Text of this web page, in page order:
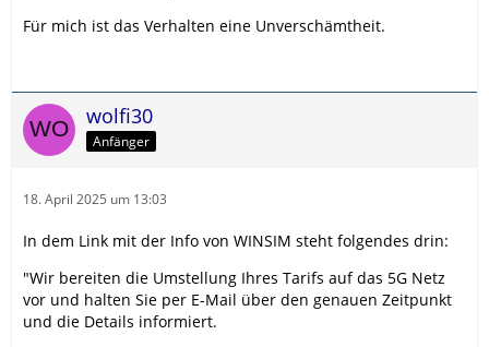
Für mich ist das Verhalten eine Unverschämtheit.
wolfi30
Anfänger
18. April 2025 um 13:03
In dem Link mit der Info von WINSIM steht folgendes drin:
"Wir bereiten die Umstellung Ihres Tarifs auf das 5G Netz
vor und halten Sie per E-Mail über den genauen Zeitpunkt
und die Details informiert.